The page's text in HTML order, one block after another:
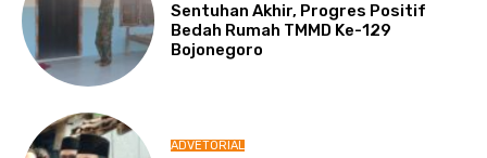
Sentuhan Akhir, Progres Positif
Bedah Rumah TMMD Ke-129
Bojonegoro
ADVETORIAL